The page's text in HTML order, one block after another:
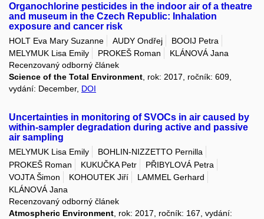
Organochlorine pesticides in the indoor air of a theatre
and museum in the Czech Republic: Inhalation
exposure and cancer risk
HOLT Eva Mary Suzanne AUDY Ondřej
BOOIJ Petra
MELYMUK Lisa Emily
PROKEŠ Roman
KLÁNOVÁ Jana
Recenzovaný odborný článek
Science of the Total Environment , rok: 2017, ročník: 609,
vydání: December, DOI
Uncertainties in monitoring of SVOCs in air caused by
within-sampler degradation during active and passive
air sampling
MELYMUK Lisa Emily
BOHLIN-NIZZETTO Pernilla
PROKEŠ Roman
KUKUČKA Petr
PŘIBYLOVÁ Petra
VOJTA Šimon
KOHOUTEK Jiří
LAMMEL Gerhard
KLÁNOVÁ Jana
Recenzovaný odborný článek
Atmospheric Environment, rok: 2017, ročník: 167, vydání: